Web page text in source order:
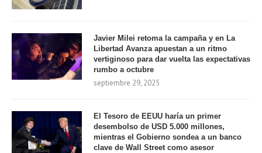
Javier Milei retoma la campaña y en La
Libertad Avanza apuestan a un ritmo
vertiginoso para dar vuelta las expectativas
rumbo a octubre
septiembre 29, 2025
El Tesoro de EEUU haría un primer
desembolso de USD 5.000 millones,
mientras el Gobierno sondea a un banco
clave de Wall Street como asesor